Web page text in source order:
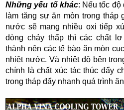
Những yếu tố khác: Nếu tốc độ
làm tăng sự ăn mòn trong tháp
nước sẽ mang nhiều oxi tiếp
dòng chảy thấp thì các chất
thành nên các tế bào ăn mòn
nhiệt nước. Và nhiệt độ bên
chính là chất xúc tác thúc đẩy
trong tháp đẩy nhanh quá trình